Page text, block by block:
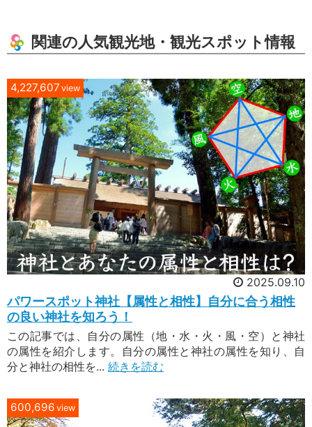
関連の人気観光地・観光スポット情報
4,227,607 view
2025.09.10
パワースポット神社【属性と相性】自分に合う相性
の良い神社を知ろう！
この記事では、自分の属性（地・水・火・風・空）と神社
の属性を紹介します。自分の属性と神社の属性を知り、自
分と神社の相性を... 続きを読む
600,696 view